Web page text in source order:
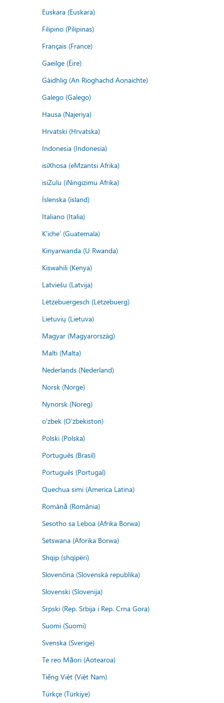
Euskara (Euskara)
Filipino (Pilipinas)
Français (France)
Gaeilge (Éire)
Gàidhlig (An Rìoghachd Aonaichte)
Galego (Galego)
Hausa (Najeriya)
Hrvatski (Hrvatska)
Indonesia (Indonesia)
isiXhosa (eMzantsi Afrika)
isiZulu (iNingizimu Afrika)
Íslenska (ísland)
Italiano (Italia)
K'iche' (Guatemala)
Kinyarwanda (U Rwanda)
Kiswahili (Kenya)
Latviešu (Latvija)
Lëtzebuergesch (Lëtzebuerg)
Lietuvių (Lietuva)
Magyar (Magyarország)
Malti (Malta)
Nederlands (Nederland)
Norsk (Norge)
Nynorsk (Noreg)
o'zbek (O'zbekiston)
Polski (Polska)
Português (Brasil)
Português (Portugal)
Quechua simi (America Latina)
Română (România)
Sesotho sa Leboa (Afrika Borwa)
Setswana (Aforika Borwa)
Shqip (shqipëri)
Slovenčina (Slovenská republika)
Slovenski (Slovenija)
Srpski (Rep. Srbija i Rep. Crna Gora)
Suomi (Suomi)
Svenska (Sverige)
Te reo Māori (Aotearoa)
Tiếng Việt (Việt Nam)
Türkçe (Türkiye)